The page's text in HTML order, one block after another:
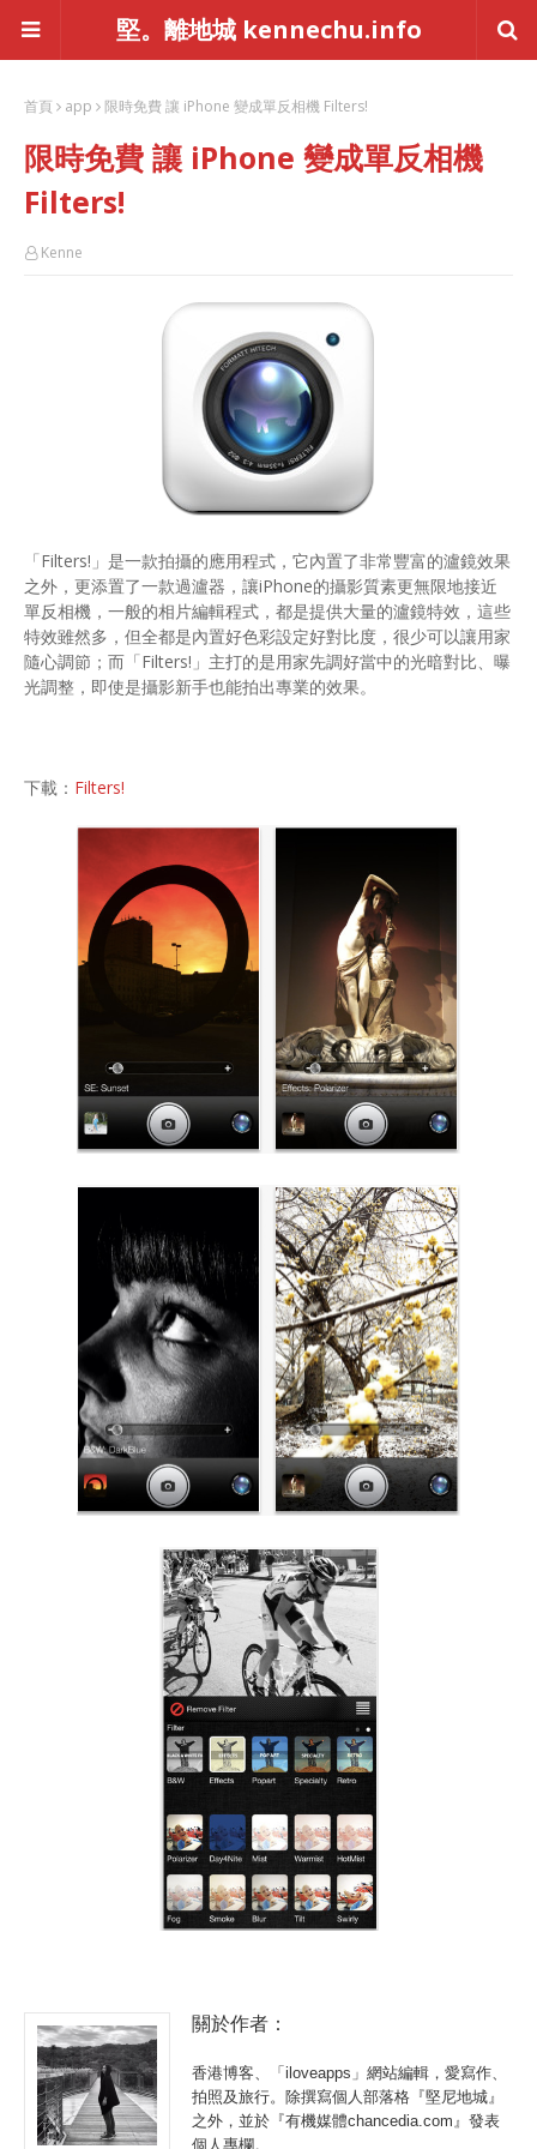
堅。離地城 kennechu.info
首頁 app 限時免費 讓 iPhone 變成單反相機 Filters!
限時免費 讓 iPhone 變成單反相機
Filters!
Kenne
「Filters!」是一款拍攝的應用程式，它內置了非常豐富的瀘鏡效果
之外，更添置了一款過瀘器，讓iPhone的攝影質素更無限地接近
單反相機，一般的相片編輯程式，都是提供大量的瀘鏡特效，這些
特效雖然多，但全都是內置好色彩設定好對比度，很少可以讓用家
隨心調節；而「Filters!」主打的是用家先調好當中的光暗對比、曝
光調整，即使是攝影新手也能拍出專業的效果。
下載： Filters!
關於作者：
香港博客、「iloveapps」網站編輯，愛寫作、
拍照及旅行。除撰寫個人部落格『堅尼地城』
之外，並於『有機媒體chancedia.com』發表
個人專欄。